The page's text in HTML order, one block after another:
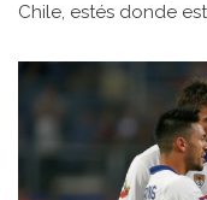
Chile, estés donde